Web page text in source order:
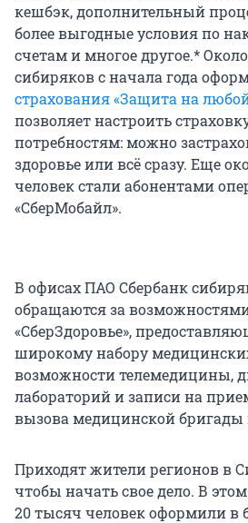
кешбэк, дополнительный
более выгодные условия по
счетам и многое другое.*
сибиряков с начала года
страхования «Защита на
позволяет настроить
потребностям: можно
здоровье или всё сразу. Еще
человек стали абонентами
«СберМобайл».
В офисах ПАО Сбербанк
обращаются за
«СберЗдоровье»,
широкому набору
возможности телемедицины,
лабораторий и записи на
вызова медицинской бригады
Приходят жители регионов в
чтобы начать свое дело. В
20 тысяч человек оформили в